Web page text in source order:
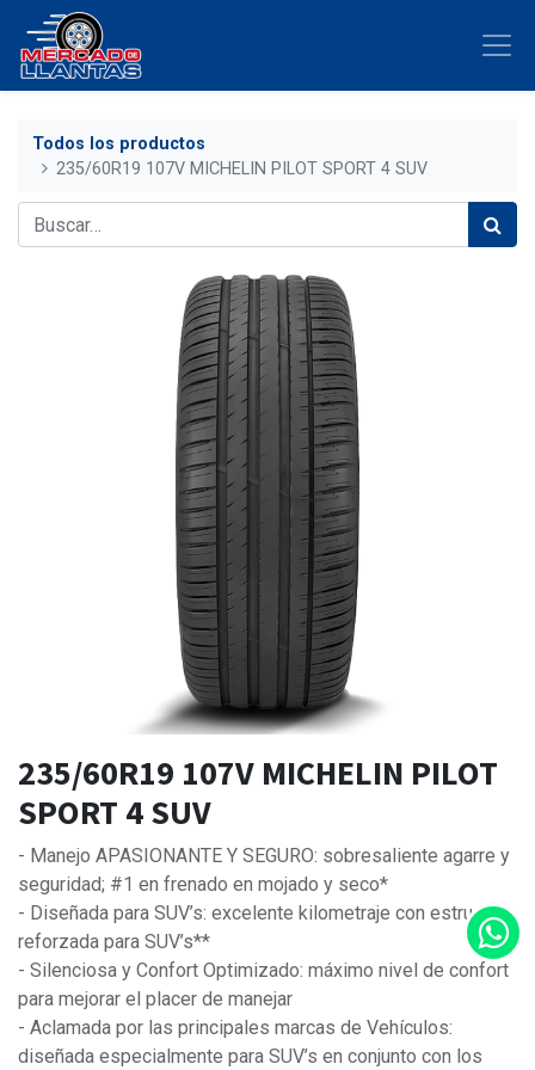
Todos los productos
235/60R19 107V MICHELIN PILOT SPORT 4 SUV
235/60R19 107V MICHELIN PILOT
SPORT 4 SUV
- Manejo APASIONANTE Y SEGURO: sobresaliente agarre y
seguridad; #1 en frenado en mojado y seco*
- Diseñada para SUV’s: excelente kilometraje con estructura
reforzada para SUV’s**
- Silenciosa y Confort Optimizado: máximo nivel de confort
para mejorar el placer de manejar
- Aclamada por las principales marcas de Vehículos:
diseñada especialmente para SUV’s en conjunto con los